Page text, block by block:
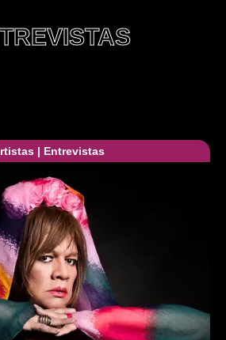
| Entrevistas